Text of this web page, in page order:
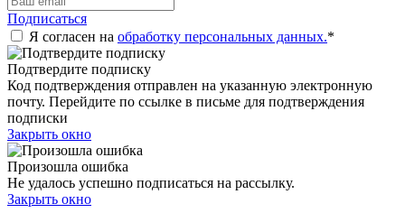
Подписаться
Я согласен на обработку персональных данных.*
Подтвердите подписку
Код подтверждения отправлен на указанную электронную
почту. Перейдите по ссылке в письме для подтверждения
подписки
Закрыть окно
Произошла ошибка
Не удалось успешно подписаться на рассылку.
Закрыть окно